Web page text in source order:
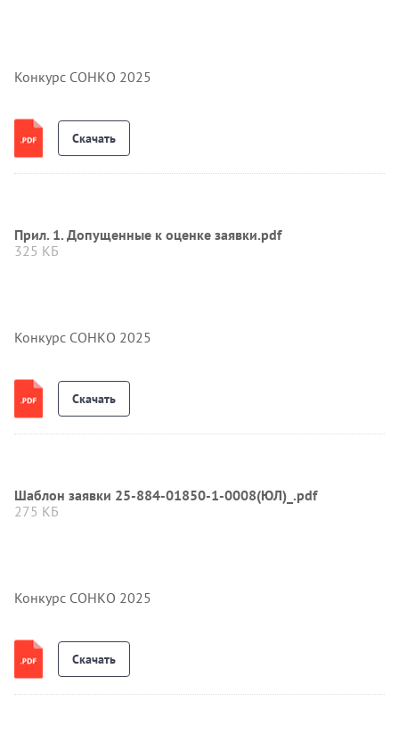
Конкурс СОНКО 2025
Скачать
Прил. 1. Допущенные к оценке заявки.pdf
325 КБ
Конкурс СОНКО 2025
Скачать
Шаблон заявки 25-884-01850-1-0008(ЮЛ)_.pdf
275 КБ
Конкурс СОНКО 2025
Скачать